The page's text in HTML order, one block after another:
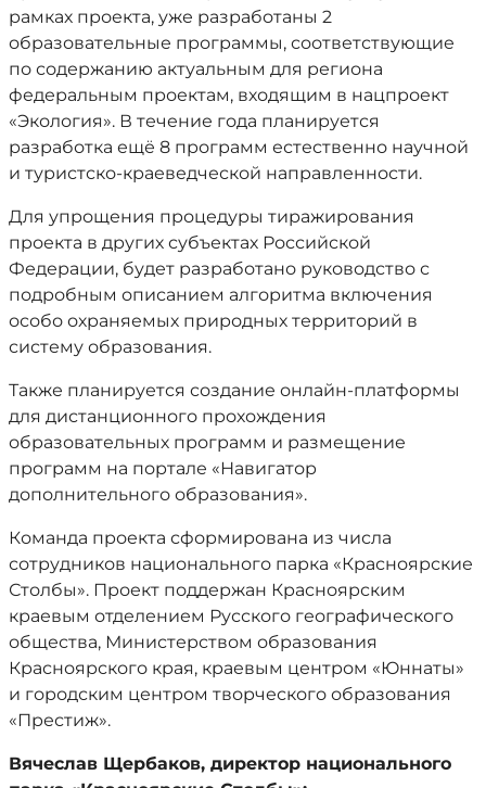
рамках проекта, уже разработаны 2
образовательные программы, соответствующие
по содержанию актуальным для региона
федеральным проектам, входящим в нацпроект
«Экология». В течение года планируется
разработка ещё 8 программ естественно научной
и туристско-краеведческой направленности.
Для упрощения процедуры тиражирования
проекта в других субъектах Российской
Федерации, будет разработано руководство с
подробным описанием алгоритма включения
особо охраняемых природных территорий в
систему образования.
Также планируется создание онлайн-платформы
для дистанционного прохождения
образовательных программ и размещение
программ на портале «Навигатор
дополнительного образования».
Команда проекта сформирована из числа
сотрудников национального парка «Красноярские
Столбы». Проект поддержан Красноярским
краевым отделением Русского географического
общества, Министерством образования
Красноярского края, краевым центром «Юннаты»
и городским центром творческого образования
«Престиж».
Вячеслав Щербаков, директор национального